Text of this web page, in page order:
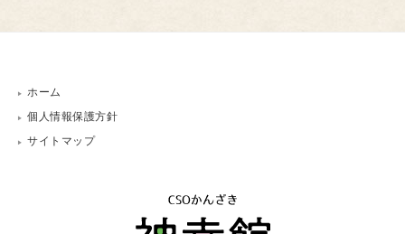
ホーム
個人情報保護方針
サイトマップ